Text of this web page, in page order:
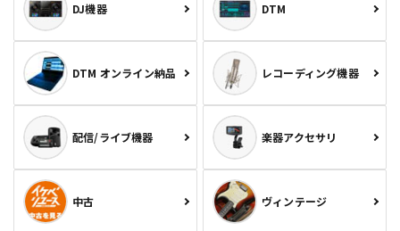
DJ機器 DTM
DTM オンライン納品 レコーディング機器
配信/ライブ機器 楽器アクセサリ
中古 ヴィンテージ